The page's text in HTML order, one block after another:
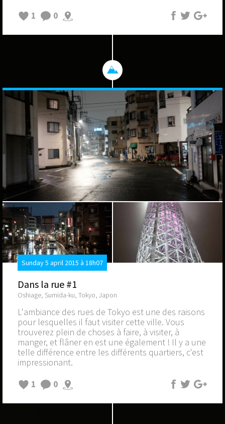
1
0
Sunday 5 april 2015 à 18h07
Dans la rue #1
Oshiage, Sumida-ku, Tokyo, Japon
L'ambiance des rues de Tokyo est une des raisons
pour lesquelles il faut visiter cette ville. Vous
trouverez plein de choses à faire, à visiter, à
manger, et flâner en est une également ! Il y a une
telle différence entre les différents quartiers, c'est
impressionant.
1
0